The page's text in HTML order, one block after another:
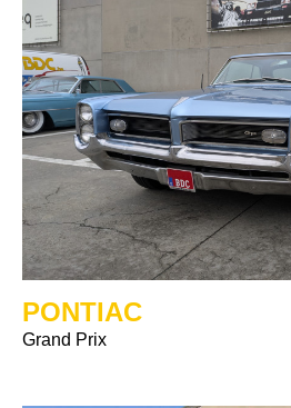
PONTIAC
Grand Prix